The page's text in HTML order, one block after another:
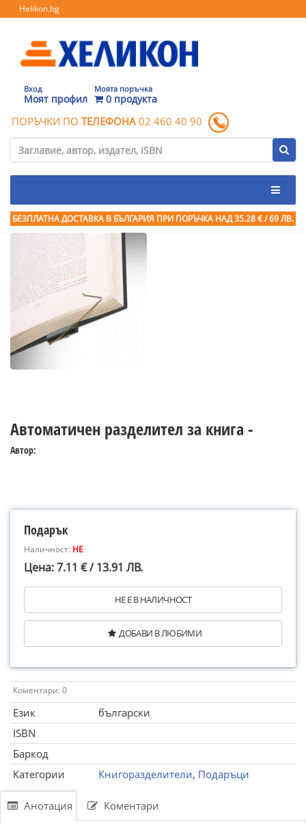
Helikon.bg
Вход
Моят профил
Моята поръчка
0 продукта
ПОРЪЧКИ ПО ТЕЛЕФОНА 02 460 40 90
БЕЗПЛАТНА ДОСТАВКА В БЪЛГАРИЯ ПРИ ПОРЪЧКА НАД 35.28 € / 69 ЛВ.
Автоматичен разделител за книга -
Автор:
Подарък
Наличност: НЕ
Цена: 7.11 € / 13.91 ЛВ.
НЕ Е В НАЛИЧНОСТ
ДОБАВИ В ЛЮБИМИ
Коментари: 0
Език
български
ISBN
Баркод
Категории
Книгоразделители, Подаръци
Анотация Коментари